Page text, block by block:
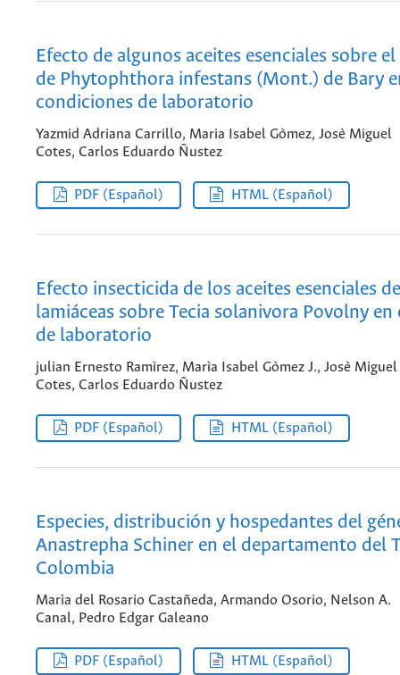
Efecto de algunos aceites esenciales sobre
de Phytophthora infestans (Mont.) de Bary
condiciones de laboratorio
Yazmid Adriana Carrillo, Maria Isabel Gòmez, Josè Miguel
Cotes, Carlos Eduardo Ñustez
PDF (Español) HTML (Español)
Efecto insecticida de los aceites esenciales
lamiáceas sobre Tecia solanivora Povolny
de laboratorio
julian Ernesto Ramìrez, Marìa Isabel Gòmez J., Josè Miguel
Cotes, Carlos Eduardo Ñustez
PDF (Español) HTML (Español)
Especies, distribución y hospedantes del
Anastrepha Schiner en el departamento del
Colombia
Marìa del Rosario Castañeda, Armando Osorio, Nelson A.
Canal, Pedro Edgar Galeano
PDF (Español) HTML (Español)